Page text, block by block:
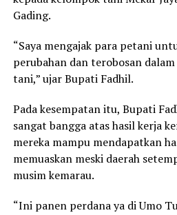
Gading.
“Saya mengajak para petani
perubahan dan terobosan
tani,” ujar Bupati Fadhil.
Pada kesempatan itu, Bupati
sangat bangga atas hasil kerja
mereka mampu mendapatkan
memuaskan meski daerah
musim kemarau.
“Ini panen perdana ya di Umo